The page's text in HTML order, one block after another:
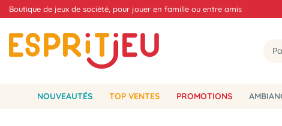
Boutique de jeux de société, pour jouer en famille ou entre amis
NOUVEAUTÉS TOP VENTES PROMOTIONS